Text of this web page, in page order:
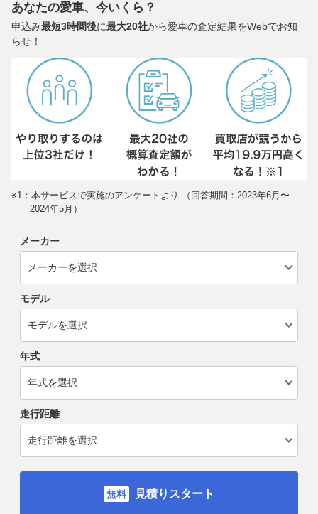
あなたの愛車、今いくら？
申込み最短3時間後に最大20社から愛車の査定結果をWebでお知
らせ！
※1：本サービスで実施のアンケートより （回答期間：2023年6月〜
2024年5月）
メーカー
モデル
年式
走行距離
見積りスタート